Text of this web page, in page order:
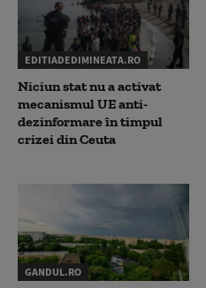
EDITIADEDIMINEATA.RO
Niciun stat nu a activat
mecanismul UE anti-
dezinformare în timpul
crizei din Ceuta
GANDUL.RO